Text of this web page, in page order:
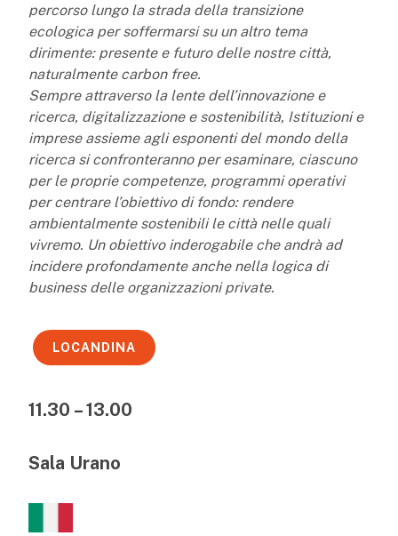
percorso lungo la strada della transizione
ecologica per soffermarsi su un altro tema
dirimente: presente e futuro delle nostre città,
naturalmente carbon free.
Sempre attraverso la lente dell’innovazione e
ricerca, digitalizzazione e sostenibilità, Istituzioni e
imprese assieme agli esponenti del mondo della
ricerca si confronteranno per esaminare, ciascuno
per le proprie competenze, programmi operativi
per centrare l’obiettivo di fondo: rendere
ambientalmente sostenibili le città nelle quali
vivremo. Un obiettivo inderogabile che andrà ad
incidere profondamente anche nella logica di
business delle organizzazioni private.
LOCANDINA
11.30 – 13.00
Sala Urano